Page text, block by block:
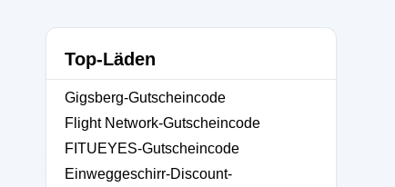
Top-Läden
Gigsberg-Gutscheincode
Flight Network-Gutscheincode
FITUEYES-Gutscheincode
Einweggeschirr-Discount-